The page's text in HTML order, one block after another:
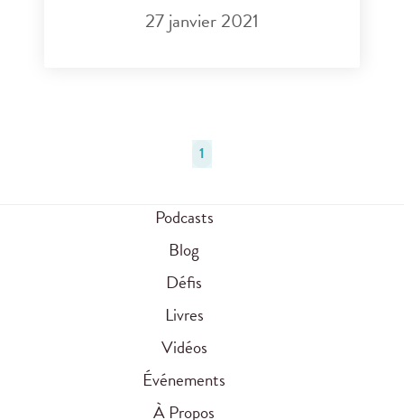
27 janvier 2021
1
Podcasts
Blog
Défis
Livres
Vidéos
Événements
À Propos